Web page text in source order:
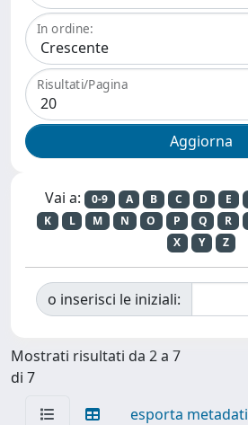
In ordine:
Risultati/Pagina
Vai a: 0-9 A B C D E
K
L M N O P Q R
X
Y Z
o inserisci le iniziali:
Mostrati risultati da 2 a 7
di 7
esporta metadati